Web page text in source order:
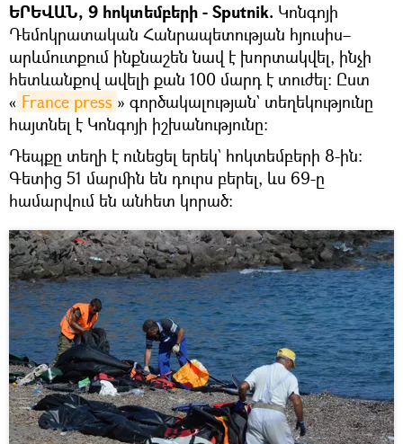
ԵՐԵՎԱՆ, 9 հոկտեմբերի - Sputnik. Կոնգոյի
Դեմոկրատական Հանրապետության հյուսիս–
արևմուտքում ինքնաշեն նավ է խորտակվել, ինչի
հետևանքով ավելի քան 100 մարդ է տուժել։ Ըստ
« France press » գործակալության` տեղեկությունը
հայտնել է Կոնգոյի իշխանությունը:
Դեպքը տեղի է ունեցել երեկ` հոկտեմբերի 8-ին։
Գետից 51 մարմին են դուրս բերել, ևս 69-ը
համարվում են անհետ կորած: